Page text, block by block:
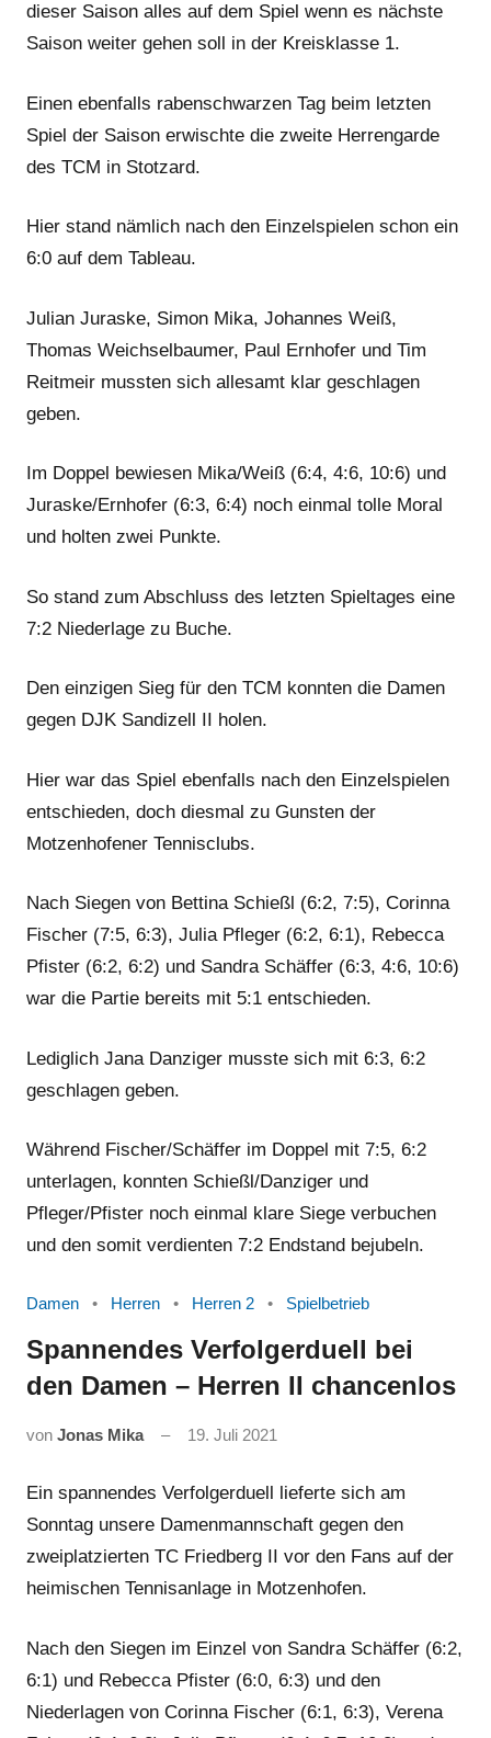
dieser Saison alles auf dem Spiel wenn es nächste
Saison weiter gehen soll in der Kreisklasse 1.
Einen ebenfalls rabenschwarzen Tag beim letzten
Spiel der Saison erwischte die zweite Herrengarde
des TCM in Stotzard.
Hier stand nämlich nach den Einzelspielen schon ein
6:0 auf dem Tableau.
Julian Juraske, Simon Mika, Johannes Weiß,
Thomas Weichselbaumer, Paul Ernhofer und Tim
Reitmeir mussten sich allesamt klar geschlagen
geben.
Im Doppel bewiesen Mika/Weiß (6:4, 4:6, 10:6) und
Juraske/Ernhofer (6:3, 6:4) noch einmal tolle Moral
und holten zwei Punkte.
So stand zum Abschluss des letzten Spieltages eine
7:2 Niederlage zu Buche.
Den einzigen Sieg für den TCM konnten die Damen
gegen DJK Sandizell II holen.
Hier war das Spiel ebenfalls nach den Einzelspielen
entschieden, doch diesmal zu Gunsten der
Motzenhofener Tennisclubs.
Nach Siegen von Bettina Schießl (6:2, 7:5), Corinna
Fischer (7:5, 6:3), Julia Pfleger (6:2, 6:1), Rebecca
Pfister (6:2, 6:2) und Sandra Schäffer (6:3, 4:6, 10:6)
war die Partie bereits mit 5:1 entschieden.
Lediglich Jana Danziger musste sich mit 6:3, 6:2
geschlagen geben.
Während Fischer/Schäffer im Doppel mit 7:5, 6:2
unterlagen, konnten Schießl/Danziger und
Pfleger/Pfister noch einmal klare Siege verbuchen
und den somit verdienten 7:2 Endstand bejubeln.
Damen Herren Herren 2 Spielbetrieb
Spannendes Verfolgerduell bei
den Damen – Herren II chancenlos
von Jonas Mika 19. Juli 2021
Ein spannendes Verfolgerduell lieferte sich am
Sonntag unsere Damenmannschaft gegen den
zweiplatzierten TC Friedberg II vor den Fans auf der
heimischen Tennisanlage in Motzenhofen.
Nach den Siegen im Einzel von Sandra Schäffer (6:2,
6:1) und Rebecca Pfister (6:0, 6:3) und den
Niederlagen von Corinna Fischer (6:1, 6:3), Verena